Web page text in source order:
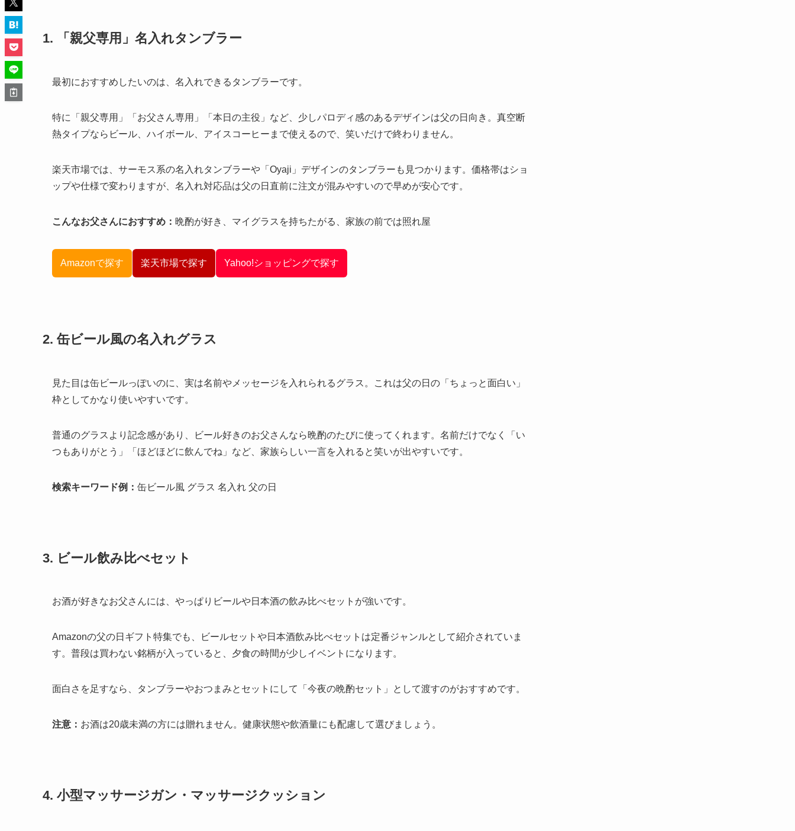
1. 「親父専用」名入れタンブラー
最初におすすめしたいのは、名入れできるタンブラーです。
特に「親父専用」「お父さん専用」「本日の主役」など、少しパロディ感のあるデザインは父の日向き。真空断
熱タイプならビール、ハイボール、アイスコーヒーまで使えるので、笑いだけで終わりません。
楽天市場では、サーモス系の名入れタンブラーや「Oyaji」デザインのタンブラーも見つかります。価格帯はショ
ップや仕様で変わりますが、名入れ対応品は父の日直前に注文が混みやすいので早めが安心です。
こんなお父さんにおすすめ： 晩酌が好き、マイグラスを持ちたがる、家族の前では照れ屋
Amazonで探す 楽天市場で探す Yahoo!ショッピングで探す
2. 缶ビール風の名入れグラス
見た目は缶ビールっぽいのに、実は名前やメッセージを入れられるグラス。これは父の日の「ちょっと面白い」
枠としてかなり使いやすいです。
普通のグラスより記念感があり、ビール好きのお父さんなら晩酌のたびに使ってくれます。名前だけでなく「い
つもありがとう」「ほどほどに飲んでね」など、家族らしい一言を入れると笑いが出やすいです。
検索キーワード例： 缶ビール風 グラス 名入れ 父の日
3. ビール飲み比べセット
お酒が好きなお父さんには、やっぱりビールや日本酒の飲み比べセットが強いです。
Amazonの父の日ギフト特集でも、ビールセットや日本酒飲み比べセットは定番ジャンルとして紹介されていま
す。普段は買わない銘柄が入っていると、夕食の時間が少しイベントになります。
面白さを足すなら、タンブラーやおつまみとセットにして「今夜の晩酌セット」として渡すのがおすすめです。
注意： お酒は20歳未満の方には贈れません。健康状態や飲酒量にも配慮して選びましょう。
4. 小型マッサージガン・マッサージクッション